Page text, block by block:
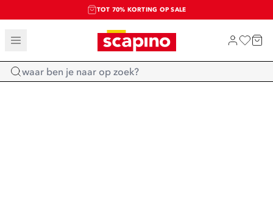
TOT 70% KORTING OP SALE
SALE: LAATSTE KANS!
SHOP NIEUW
Home